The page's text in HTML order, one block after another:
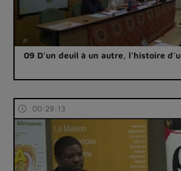
09 D'un deuil à un autre, l'histoire
00:29:13